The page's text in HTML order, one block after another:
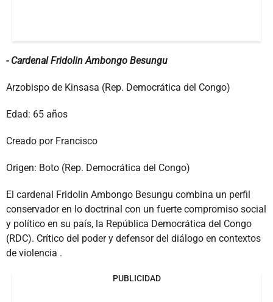
- Cardenal Fridolin Ambongo Besungu
Arzobispo de Kinsasa (Rep. Democrática del Congo)
Edad: 65 años
Creado por Francisco
Origen: Boto (Rep. Democrática del Congo)
El cardenal Fridolin Ambongo Besungu combina un perfil
conservador en lo doctrinal con un fuerte compromiso social
y político en su país, la República Democrática del Congo
(RDC). Crítico del poder y defensor del diálogo en contextos
de violencia .
PUBLICIDAD